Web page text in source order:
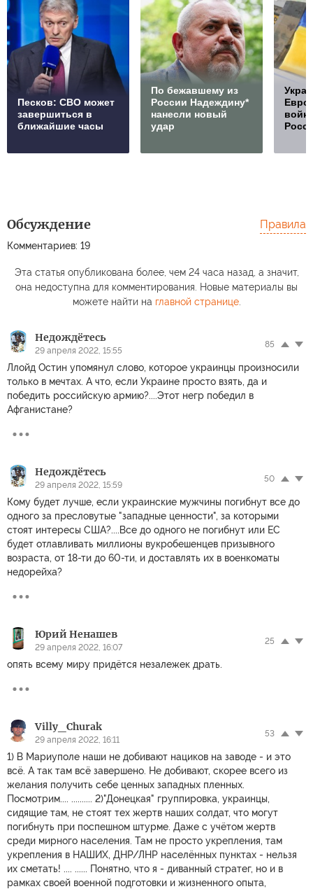
Песков: СВО может
завершиться в
ближайшие часы
По бежавшему из
России Надеждину*
нанесли новый
удар
Обсуждение
Комментариев: 19
Правила
Эта статья опубликована более, чем 24 часа назад, а значит,
она недоступна для комментирования. Новые материалы вы
можете найти на главной странице.
Недождётесь
29 апреля 2022, 15:55
85
Ллойд Остин упомянул слово, которое украинцы произносили
только в мечтах. А что, если Украине просто взять, да и
победить российскую армию?....Этот негр победил в
Афганистане?
Недождётесь
29 апреля 2022, 15:59
50
Кому будет лучше, если украинские мужчины погибнут все до
одного за пресловутые "западные ценности", за которыми
стоят интересы США?....Все до одного не погибнут или ЕС
будет отлавливать миллионы вукробешенцев призывного
возраста, от 18-ти до 60-ти, и доставлять их в военкоматы
недорейха?
Юрий Ненашев
29 апреля 2022, 16:07
25
опять всему миру придётся незалежек драть.
Villy_Churak
29 апреля 2022, 16:11
53
1) В Мариуполе наши не добивают нациков на заводе - и это
всё. А так там всё завершено. Не добивают, скорее всего из
желания получить себе ценных западных пленных.
Посмотрим.... .......... 2)"Донецкая" группировка, украинцы,
сидящие там, не стоят тех жертв наших солдат, что могут
погибнуть при поспешном штурме. Даже с учётом жертв
среди мирного населения. Там не просто укрепления, там
укрепления в НАШИХ, ДНР/ЛНР населённых пунктах - нельзя
их сметать! .... ...... Понятно, что я - диванный стратег, но и в
рамках своей военной подготовки и жизненного опыта,